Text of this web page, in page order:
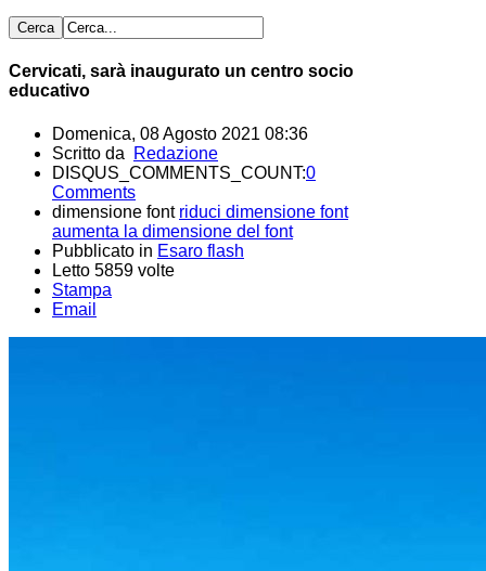
Cervicati, sarà inaugurato un centro socio
educativo
Domenica, 08 Agosto 2021 08:36
Scritto da
Redazione
DISQUS_COMMENTS_COUNT:0
Comments
dimensione font riduci dimensione font
aumenta la dimensione del font
Pubblicato in Esaro flash
Letto 5859 volte
Stampa
Email